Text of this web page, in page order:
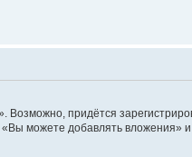
придётся
можете добавлять вложения» и